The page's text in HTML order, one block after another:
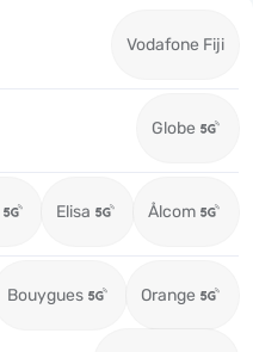
Vodafone Fiji
Globe
Elisa Ålcom
Bouygues Orange